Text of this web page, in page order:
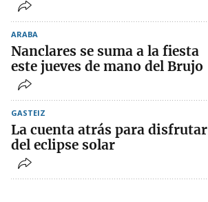
ARABA
Nanclares se suma a la fiesta
este jueves de mano del Brujo
GASTEIZ
La cuenta atrás para disfrutar
del eclipse solar